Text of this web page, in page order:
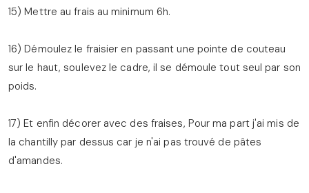
15) Mettre au frais au minimum 6h.
16) Démoulez le fraisier en passant une pointe de couteau
sur le haut, soulevez le cadre, il se démoule tout seul par son
poids.
17) Et enfin décorer avec des fraises, Pour ma part j'ai mis de
la chantilly par dessus car je n'ai pas trouvé de pâtes
d'amandes.